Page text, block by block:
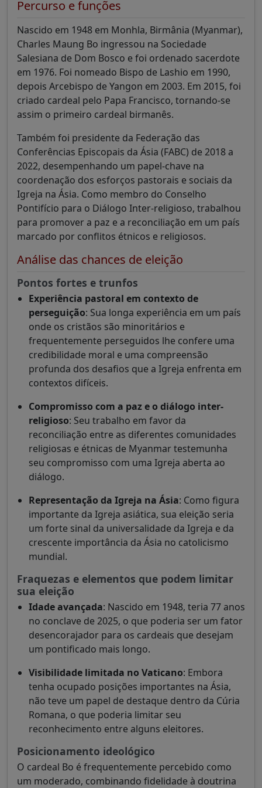
Percurso e funções
Nascido em 1948 em Monhla, Birmânia (Myanmar),
Charles Maung Bo ingressou na Sociedade
Salesiana de Dom Bosco e foi ordenado sacerdote
em 1976. Foi nomeado Bispo de Lashio em 1990,
depois Arcebispo de Yangon em 2003. Em 2015, foi
criado cardeal pelo Papa Francisco, tornando-se
assim o primeiro cardeal birmanês.
Também foi presidente da Federação das
Conferências Episcopais da Ásia (FABC) de 2018 a
2022, desempenhando um papel-chave na
coordenação dos esforços pastorais e sociais da
Igreja na Ásia. Como membro do Conselho
Pontifício para o Diálogo Inter-religioso, trabalhou
para promover a paz e a reconciliação em um país
marcado por conflitos étnicos e religiosos.
Análise das chances de eleição
Pontos fortes e trunfos
Experiência pastoral em contexto de
perseguição: Sua longa experiência em um país
onde os cristãos são minoritários e
frequentemente perseguidos lhe confere uma
credibilidade moral e uma compreensão
profunda dos desafios que a Igreja enfrenta em
contextos difíceis.
Compromisso com a paz e o diálogo inter-
religioso: Seu trabalho em favor da
reconciliação entre as diferentes comunidades
religiosas e étnicas de Myanmar testemunha
seu compromisso com uma Igreja aberta ao
diálogo.
Representação da Igreja na Ásia: Como figura
importante da Igreja asiática, sua eleição seria
um forte sinal da universalidade da Igreja e da
crescente importância da Ásia no catolicismo
mundial.
Fraquezas e elementos que podem limitar
sua eleição
Idade avançada: Nascido em 1948, teria 77 anos
no conclave de 2025, o que poderia ser um fator
desencorajador para os cardeais que desejam
um pontificado mais longo.
Visibilidade limitada no Vaticano: Embora
tenha ocupado posições importantes na Ásia,
não teve um papel de destaque dentro da Cúria
Romana, o que poderia limitar seu
reconhecimento entre alguns eleitores.
Posicionamento ideológico
O cardeal Bo é frequentemente percebido como
um moderado, combinando fidelidade à doutrina